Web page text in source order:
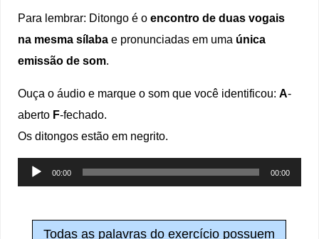
Para lembrar: Ditongo é oencontro de duas vogais
na mesma sílaba e pronunciadas em uma única
emissão de som.
Ouça o áudio e marque o som que você identificou:A-
aberto F-fechado.
Os ditongos estão em negrito.
Tocador
de
00:00 00:00